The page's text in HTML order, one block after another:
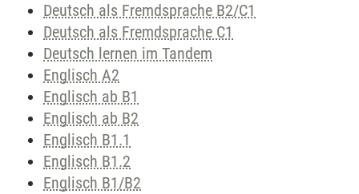
Deutsch als Fremdsprache B2/C1
Deutsch als Fremdsprache C1
Deutsch lernen im Tandem
Englisch A2
Englisch ab B1
Englisch ab B2
Englisch B1.1
Englisch B1.2
Englisch B1/B2